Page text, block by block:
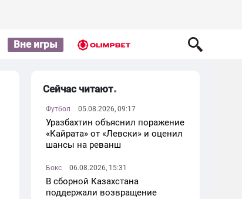
Вне игры
Сейчас читают
Футбол 05.08.2026, 09:17
Уразбахтин объяснил поражение
«Кайрата» от «Левски» и оценил
шансы на реванш
Бокс 06.08.2026, 15:31
В сборной Казахстана
поддержали возвращение